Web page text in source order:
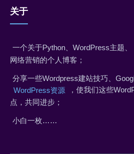
关于
一个关于Python、WordPress主题、
网络营销的个人博客；
分享一些Wordpress建站技巧、
WordPress资源
，使我们这些
点，共同进步；
小白一枚……